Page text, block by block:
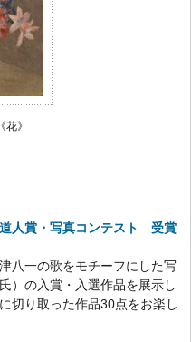
花》
人賞・写真コンテスト 受賞
八一の歌をモチーフにした写
）の入賞・入選作品を展示し
切り取った作品30点をお楽し